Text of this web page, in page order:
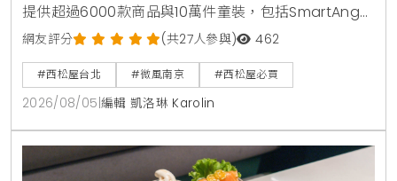
提供超過6000款商品與10萬件童裝，包括SmartAngel
褲型紙尿褲、包屁衣與熱銷安撫玩具。慶祝開幕推出全
館消費禮與指定夏裝8折優惠，打造台北家長一站式育
兒購物指南。
網友評分 (共27人參與) 462
#西松屋台北 #微風南京 #西松屋必買
2026/08/05 編輯 凱洛琳 Karolin